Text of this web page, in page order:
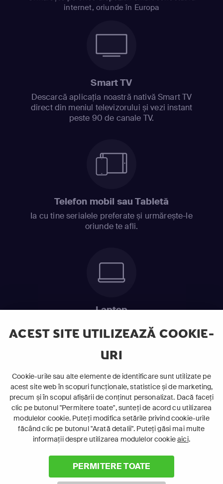
ACEST SITE UTILIZEAZĂ COOKIE-
URI
Cookie-urile sau alte elemente de identificare sunt utilizate pe
acest site web în scopuri funcționale, statistice și de marketing,
precum și în scopul afișării de conținut personalizat. Dacă faceți
clic pe butonul "Permitere toate", sunteți de acord cu utilizarea
modulelor cookie. Puteți modifica setările privind cookie-urile
făcând clic pe butonul "Arată detalii". Puteți găsi mai multe
informații despre utilizarea modulelor cookieaici.
PERMITERE TOATE
internet, oriunde în Europa
Smart TV
Descarcă aplicația noastră nativă Smart TV
direct din meniul televizorului și vezi instant
peste 90 de canale TV.
Telefon mobil sau Tabletă
Ia cu tine serialele preferate și urmărește-le
oriunde te afli.
Laptop
ABONEAZĂ-TE ACUM
Cerințe de sistem
2026 Canal+ Luxembourg S. à r.l. - Toate drepturile rezervate